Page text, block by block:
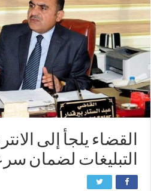
القضاء يلجأ إلى
التبليغات لضمان